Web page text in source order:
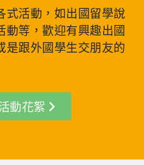
成者，將影響獎助學金審查
業流程」說明，並留意以下
最新公告為準，務必於期限
國前先與返校後擬申請學分
師或導師討論修課內容，並
【申請
國國籍 🌱大三以上（含大
校成績CGPA ≥3.3，或總平
能力：符合以下任一項英
式活動，如出國留學說
動等，歡迎有興趣出國
是跟外國學生交朋友的
動花絮